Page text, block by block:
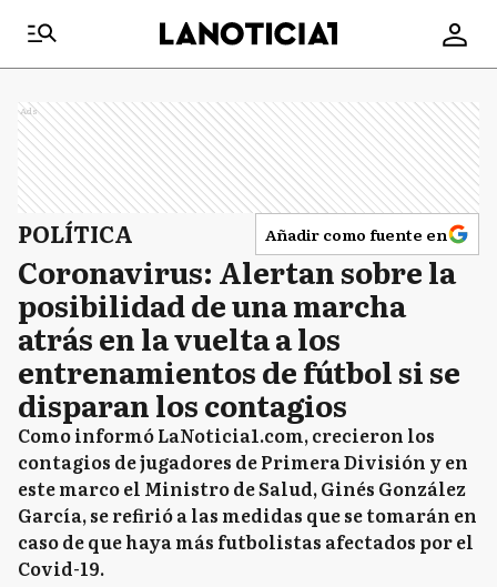
Ads
POLÍTICA Añadir como fuente en
Coronavirus: Alertan sobre la
posibilidad de una marcha
atrás en la vuelta a los
entrenamientos de fútbol si se
disparan los contagios
Como informó LaNoticia1.com, crecieron los
contagios de jugadores de Primera División y en
este marco el Ministro de Salud, Ginés González
García, se refirió a las medidas que se tomarán en
caso de que haya más futbolistas afectados por el
Covid-19.